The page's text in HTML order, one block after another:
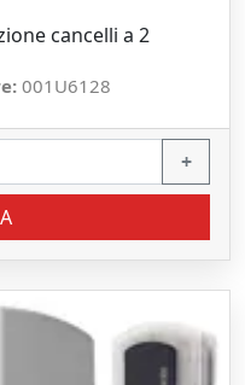
cancelli a 2
001U6128
+